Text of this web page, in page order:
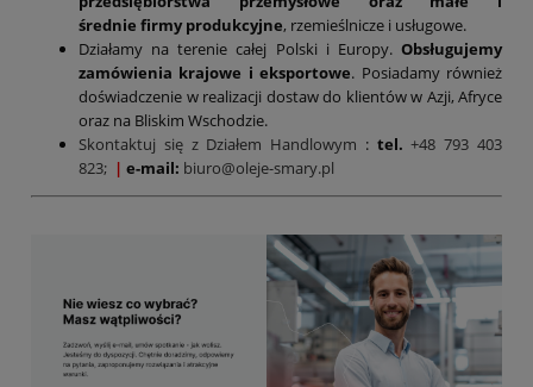
średnie firmy produkcyjne, rzemieślnicze i usługowe.
Działamy na terenie całej Polski i Europy. Obsługujemy
zamówienia krajowe i eksportowe. Posiadamy również
doświadczenie w realizacji dostaw do klientów w Azji, Afryce
oraz na Bliskim Wschodzie.
Skontaktuj się z Działem Handlowym : tel.+48 793 403
823; | e-mail: biuro@oleje-smary.pl